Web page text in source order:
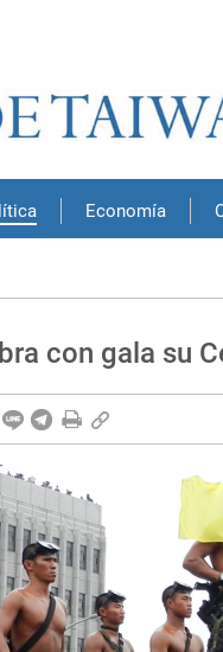
Economía
con gala su